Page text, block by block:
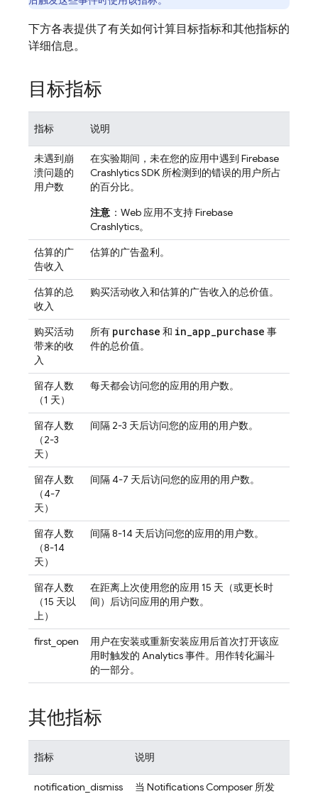
下方各表提供了有关如何计算目标指标和其他指标的
详细信息。
目标指标
指标 说明
未遇到崩
溃问题的
用户数
在实验期间，未在您的应用中遇到 Firebase
CrashlyticsSDK 所检测到的错误的用户所占
的百分比。
注意 ：Web 应用不支持Firebase
Crashlytics。
估算的广
告收入
估算的广告盈利。
估算的总
收入
购买活动收入和估算的广告收入的总价值。
购买活动
带来的收
入
所有 purchase 和 in_app_purchase 事
件的总价值。
留存人数
（1 天）
每天都会访问您的应用的用户数。
留存人数
（2-3
天）
间隔 2-3 天后访问您的应用的用户数。
留存人数
（4-7
天）
间隔 4-7 天后访问您的应用的用户数。
留存人数
（8-14
天）
间隔 8-14 天后访问您的应用的用户数。
留存人数
（15 天以
上）
在距离上次使用您的应用 15 天（或更长时
间）后访问应用的用户数。
first_open
用户在安装或重新安装应用后首次打开该应
用时触发的 Analytics事件。用作转化漏斗
的一部分。
其他指标
指标 说明
notification_dismiss
当 Notifications Composer 所发